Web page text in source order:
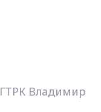
ГТРК Владимир